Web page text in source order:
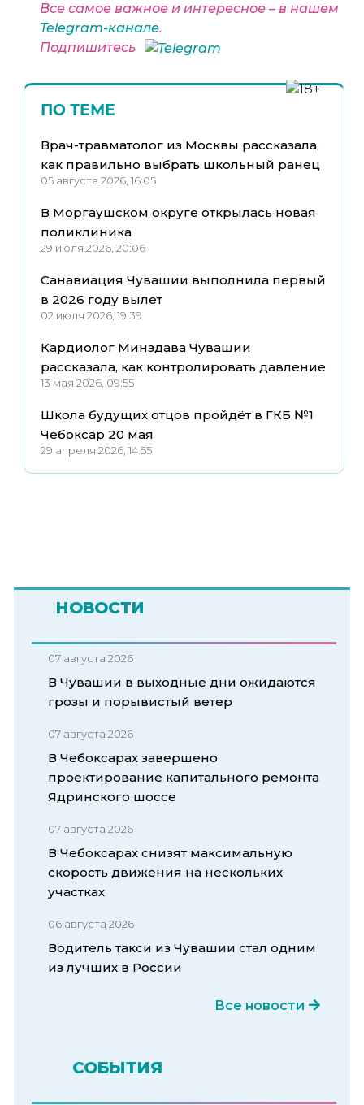
Все самое важное и интересное – в нашем
Telegram-канале.
Подпишитесь
ПО ТЕМЕ
Врач-травматолог из Москвы рассказала,
как правильно выбрать школьный ранец
05 августа 2026, 16:05
В Моргаушском округе открылась новая
поликлиника
29 июля 2026, 20:06
Санавиация Чувашии выполнила первый
в 2026 году вылет
02 июля 2026, 19:39
Кардиолог Минздава Чувашии
рассказала, как контролировать давление
13 мая 2026, 09:55
Школа будущих отцов пройдёт в ГКБ №1
Чебоксар 20 мая
29 апреля 2026, 14:55
НОВОСТИ
07 августа 2026
В Чувашии в выходные дни ожидаются
грозы и порывистый ветер
07 августа 2026
В Чебоксарах завершено
проектирование капитального ремонта
Ядринского шоссе
07 августа 2026
В Чебоксарах снизят максимальную
скорость движения на нескольких
участках
06 августа 2026
Водитель такси из Чувашии стал одним
из лучших в России
Все новости
СОБЫТИЯ